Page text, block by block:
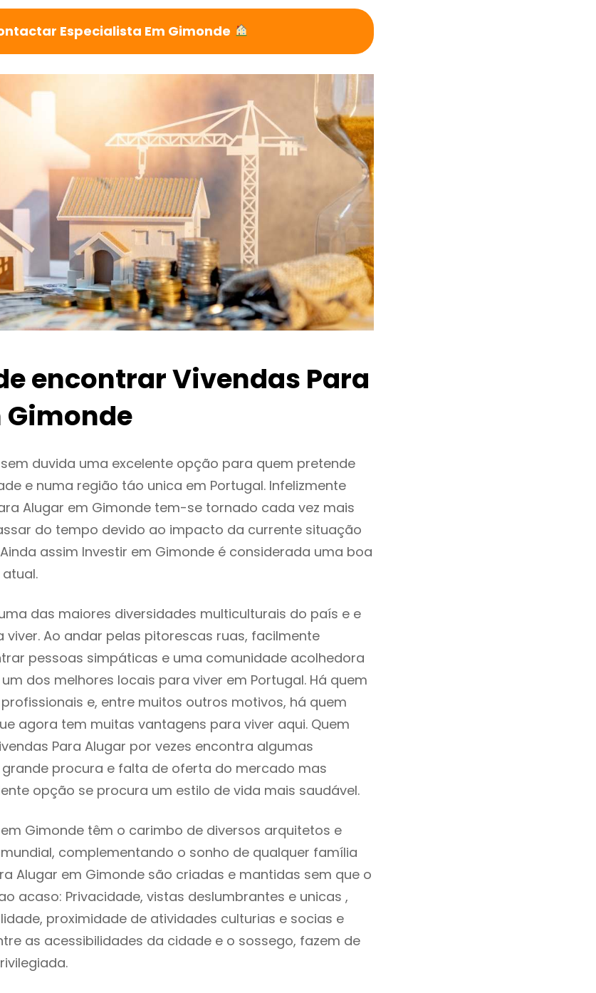
Especialista Em Gimonde
encontrar Vivendas Para
duvida uma excelente opção para quem pretende
e numa região táo unica em Portugal. Infelizmente
Alugar em Gimonde tem-se tornado cada vez mais
do tempo devido ao impacto da currente situação
assim Investir em Gimonde é considerada uma boa
das maiores diversidades multiculturais do país e e
Ao andar pelas pitorescas ruas, facilmente
pessoas simpáticas e uma comunidade acolhedora
dos melhores locais para viver em Portugal. Há quem
e, entre muitos outros motivos, há quem
agora tem muitas vantagens para viver aqui. Quem
Para Alugar por vezes encontra algumas
procura e falta de oferta do mercado mas
opção se procura um estilo de vida mais saudável.
Gimonde têm o carimbo de diversos arquitetos e
complementando o sonho de qualquer família
Alugar em Gimonde são criadas e mantidas sem que o
acaso: Privacidade, vistas deslumbrantes e unicas ,
proximidade de atividades culturias e socias e
as acessibilidades da cidade e o sossego, fazem de